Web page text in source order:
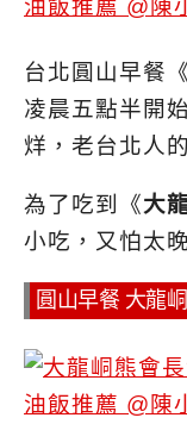
台北圓山早餐《
凌晨五點半開
烊，老台北人
為了吃到《大
小吃，又怕太
圓山早餐 大龍